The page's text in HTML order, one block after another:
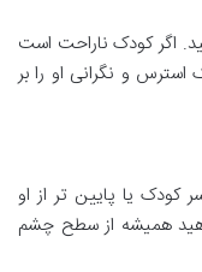
اگر کودک ناراحت است
و نگرانی او را بر
یا پایین تر از او
همیشه از سطح چشم